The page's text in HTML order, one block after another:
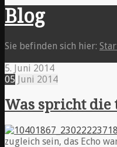
Blog
Sie befinden sich hier:
5. Juni 2014
05 Juni 2014
Was spricht
zugleich sein, das Echo